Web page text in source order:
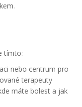
tímto:
nebo centrum pro
terapeuty
máte bolest a jak